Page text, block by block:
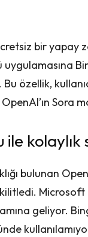
bir yapay
özellik,
Sora
kolaylık
bulunan
geliyor.